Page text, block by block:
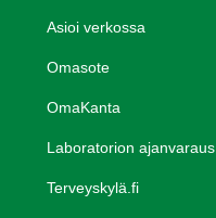
Asioi verkossa
Omasote
OmaKanta
Laboratorion ajanvaraus
Terveyskylä.fi